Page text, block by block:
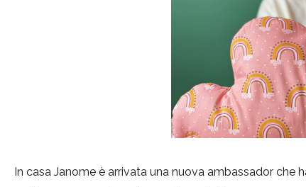
In casa Janome è arrivata una nuova ambassador